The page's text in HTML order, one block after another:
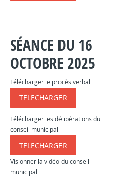
SÉANCE DU 16
OCTOBRE 2025
Télécharger le procès verbal
TELECHARGER
Télécharger les délibérations du
conseil municipal
TELECHARGER
Visionner la vidéo du conseil
municipal